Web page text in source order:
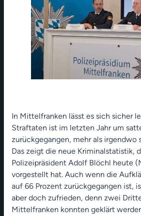
In Mittelfranken lässt es sich sicher
Straftaten ist im letzten Jahr um
zurückgegangen, mehr als irgendwo
Das zeigt die neue Kriminalstatistik,
Polizeipräsident Adolf Blöchl heute
vorgestellt hat. Auch wenn die
auf 66 Prozent zurückgegangen ist,
aber doch zufrieden, denn zwei
Mittelfranken konnten geklärt